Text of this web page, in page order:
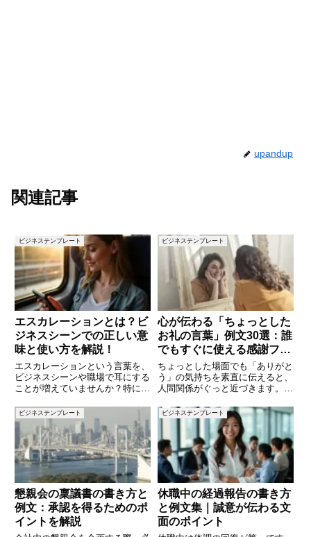
upandup
関連記事
ビジネステンプレート
エスカレーションとは？ビ
ジネスシーンでの正しい意
味と使い方を解説！
エスカレーションという言葉を、
ビジネスシーンや職場で耳にする
ことが増えていませんか？特に問
状況で使われることが多いこの言
葉ですが、具体的にどのような意
味や場面で使うのか、正しく理解
している人は意外と少ないかもし
ビジネステンプレート
心が伝わる「ちょっとした
お礼の言葉」例文30選：誰
でもすぐに使える感謝フレ
ーズ集
ちょっとした場面でも「ありがと
う」の気持ちを素直に伝えると、
人間関係がぐっと近づきます。短
象は思いのほか大きいものです。
本記事では、日常生活やビジネス
シーンで使える「ちょっとしたお
礼の言葉」の例文を30個ご紹介
ビジネステンプレート
懇親会の稟議書の書き方と
例文：承認を得るためのポ
イントを解説
ビジネステンプレート
休職中の経過報告の書き方
と例文集｜誠意が伝わる文
面のポイント